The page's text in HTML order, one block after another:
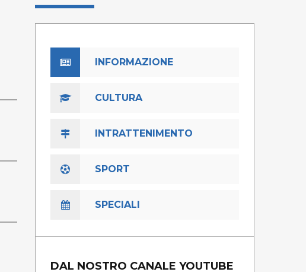
INFORMAZIONE
CULTURA
INTRATTENIMENTO
SPORT
SPECIALI
DAL NOSTRO CANALE YOUTUBE